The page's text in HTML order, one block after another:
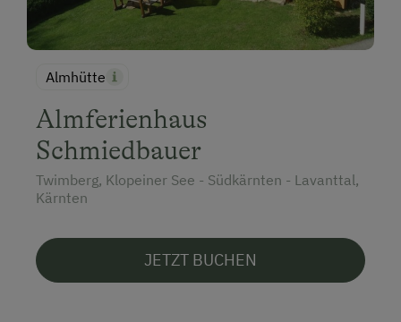
Almhütte
Almferienhaus
Schmiedbauer
Twimberg, Klopeiner See - Südkärnten - Lavanttal,
Kärnten
JETZT BUCHEN